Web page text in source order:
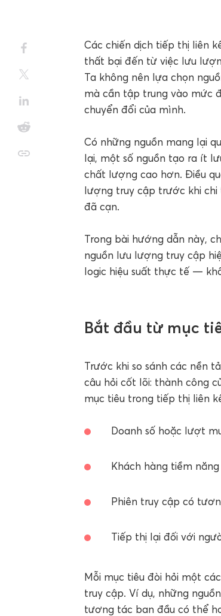
Các chiến dịch tiếp thị liên
thất bại đến từ việc lưu
Ta không nên lựa chọn
mà cần tập trung vào mức
chuyển đổi của mình.
Có những nguồn mang lại
lại, một số nguồn tạo ra ít
chất lượng cao hơn. Điều
lượng truy cập trước khi chi
đã cạn.
Trong bài hướng dẫn này,
nguồn lưu lượng truy cập
logic hiệu suất thực tế —
Bắt đầu từ mục
Trước khi so sánh các nền
câu hỏi cốt lõi: thành công
mục tiêu trong tiếp thị liên
Doanh số hoặc lượt
Khách hàng tiềm
Phiên truy cập có
Tiếp thị lại đối với
Mỗi mục tiêu đòi hỏi một
truy cập. Ví dụ, những
tương tác ban đầu có thể